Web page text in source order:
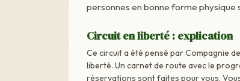
personnes en bonne forme physique
Circuit en liberté : explication
Ce circuit a été pensé par Compagnie
liberté. Un carnet de route avec le
réservations sont faites pour vous.